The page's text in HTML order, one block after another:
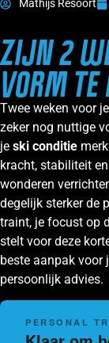
Mathijs Resoort
ZIJN 2
VORM
Twee weken voor
zeker nog nuttige
je ski conditie
kracht, stabiliteit
wonderen
degelijk sterker de
traint, je focust op
stelt voor deze
beste aanpak voor
persoonlijk advies.
PERSONAL